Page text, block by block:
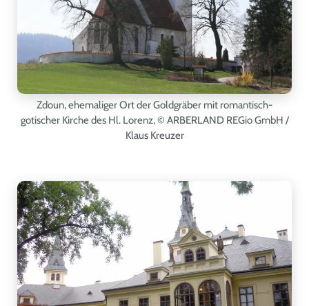
Zdoun, ehemaliger Ort der Goldgräber mit romantisch-
gotischer Kirche des Hl. Lorenz,© ARBERLAND REGio GmbH /
Klaus Kreuzer